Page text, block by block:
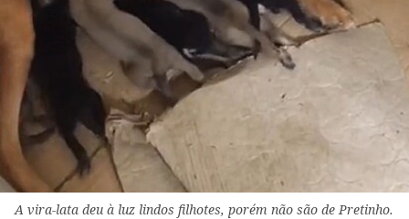
A vira-lata deu à luz lindos filhotes, porém não são de Pretinho.